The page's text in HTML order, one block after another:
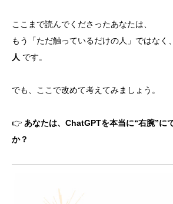
ここまで読んでくださったあなたは、
もう「ただ触っているだけの人」ではなく、
人 です。
でも、ここで改めて考えてみましょう。
👉 あなたは、ChatGPTを本当に“右腕”に
か？